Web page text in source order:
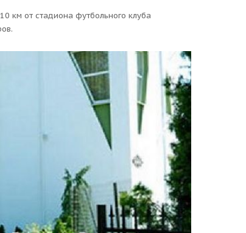
км от стадиона футбольного клуба